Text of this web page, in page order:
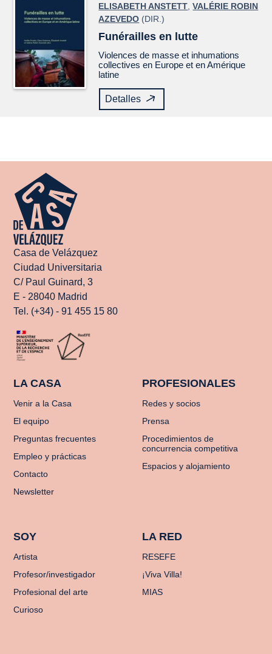
ELISABETH ANSTETT ,VALÉRIE ROBIN
AZEVEDO (DIR.)
Funérailles en lutte
Violences de masse et inhumations
collectives en Europe et en Amérique
latine
Detalles
Casa de Velázquez
Ciudad Universitaria
C/ Paul Guinard, 3
E - 28040 Madrid
Tel. (+34) - 91 455 15 80
LA CASA
Venir a la Casa
El equipo
Preguntas frecuentes
Empleo y prácticas
Contacto
Newsletter
PROFESIONALES
Redes y socios
Prensa
Procedimientos de
concurrencia competitiva
Espacios y alojamiento
SOY
Artista
Profesor/investigador
Profesional del arte
Curioso
LA RED
RESEFE
¡Viva Villa!
MIAS